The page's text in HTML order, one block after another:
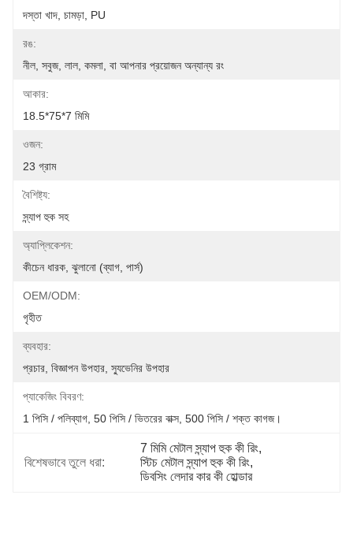
দস্তা খাদ, চামড়া, PU
রঙ:
নীল, সবুজ, লাল, কমলা, বা আপনার প্রয়োজন অন্যান্য রং
আকার:
18.5*75*7 মিমি
ওজন:
23 গ্রাম
বৈশিষ্ট্য:
স্ন্যাপ হুক সহ
অ্যাপ্লিকেশন:
কীচেন ধারক, ঝুলানো (ব্যাগ, পার্স)
OEM/ODM:
গৃহীত
ব্যবহার:
প্রচার, বিজ্ঞাপন উপহার, স্যুভেনির উপহার
প্যাকেজিং বিবরণ:
1 পিসি / পলিব্যাগ, 50 পিসি / ভিতরের বাক্স, 500 পিসি / শক্ত কাগজ।
বিশেষভাবে তুলে ধরা:
7 মিমি মেটাল স্ন্যাপ হুক কী রিং,
স্টিচ মেটাল স্ন্যাপ হুক কী রিং,
ডিবসিং লেদার কার কী হোল্ডার